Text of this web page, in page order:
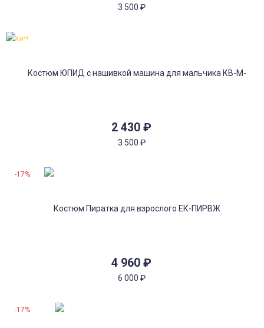
3 500 ₽
2 430 ₽
3 500 ₽
Хит!
4 960 ₽
6 000 ₽
-17%
-17%